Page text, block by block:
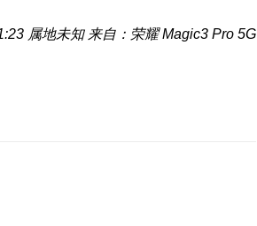
属地未知 来自：荣耀 Magic3 Pro 5G